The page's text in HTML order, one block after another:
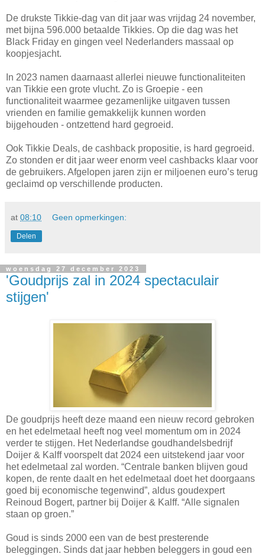
De drukste Tikkie-dag van dit jaar was vrijdag 24 november,
met bijna 596.000 betaalde Tikkies. Op die dag was het
Black Friday en gingen veel Nederlanders massaal op
koopjesjacht.
In 2023 namen daarnaast allerlei nieuwe functionaliteiten
van Tikkie een grote vlucht. Zo is Groepie - een
functionaliteit waarmee gezamenlijke uitgaven tussen
vrienden en familie gemakkelijk kunnen worden
bijgehouden - ontzettend hard gegroeid.
Ook Tikkie Deals, de cashback propositie, is hard gegroeid.
Zo stonden er dit jaar weer enorm veel cashbacks klaar voor
de gebruikers. Afgelopen jaren zijn er miljoenen euro’s terug
geclaimd op verschillende producten.
at 08:10 Geen opmerkingen:
Delen
woensdag 27 december 2023
'Goudprijs zal in 2024 spectaculair
stijgen'
De goudprijs heeft deze maand een nieuw record gebroken
en het edelmetaal heeft nog veel momentum om in 2024
verder te stijgen. Het Nederlandse goudhandelsbedrijf
Doijer & Kalff voorspelt dat 2024 een uitstekend jaar voor
het edelmetaal zal worden. “Centrale banken blijven goud
kopen, de rente daalt en het edelmetaal doet het doorgaans
goed bij economische tegenwind”, aldus goudexpert
Reinoud Bogert, partner bij Doijer & Kalff. “Alle signalen
staan op groen.”
Goud is sinds 2000 een van de best presterende
beleggingen. Sinds dat jaar hebben beleggers in goud een